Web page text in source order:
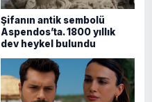
Şifanın antik sembolü
Aspendos’ta. 1800 yıllık
dev heykel bulundu